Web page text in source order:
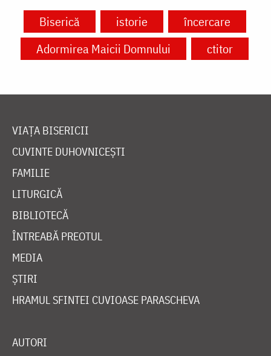
Biserică istorie
încercare
Adormirea Maicii Domnului
ctitor
VIAȚA BISERICII
CUVINTE DUHOVNICEȘTI
FAMILIE
LITURGICĂ
BIBLIOTECĂ
ÎNTREABĂ PREOTUL
MEDIA
ȘTIRI
HRAMUL SFINTEI CUVIOASE PARASCHEVA
AUTORI